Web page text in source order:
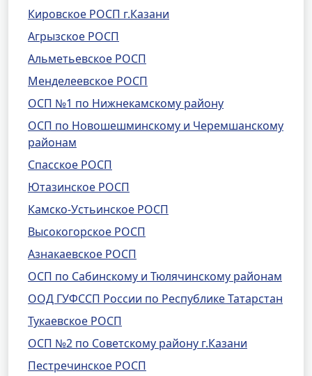
Кировское РОСП г.Казани
Агрызское РОСП
Альметьевское РОСП
Менделеевское РОСП
ОСП №1 по Нижнекамскому району
ОСП по Новошешминскому и Черемшанскому
районам
Спасское РОСП
Ютазинское РОСП
Камско-Устьинское РОСП
Высокогорское РОСП
Азнакаевское РОСП
ОСП по Сабинскому и Тюлячинскому районам
ООД ГУФССП России по Республике Татарстан
Тукаевское РОСП
ОСП №2 по Советскому району г.Казани
Пестречинское РОСП